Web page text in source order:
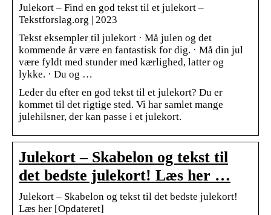
Julekort – Find en god tekst til et julekort –
Tekstforslag.org | 2023
Tekst eksempler til julekort · Må julen og det
kommende år være en fantastisk for dig. · Må din jul
være fyldt med stunder med kærlighed, latter og
lykke. · Du og …
Leder du efter en god tekst til et julekort? Du er
kommet til det rigtige sted. Vi har samlet mange
julehilsner, der kan passe i et julekort.
Julekort – Skabelon og tekst til
det bedste julekort! Læs her …
Julekort – Skabelon og tekst til det bedste julekort!
Læs her [Opdateret]